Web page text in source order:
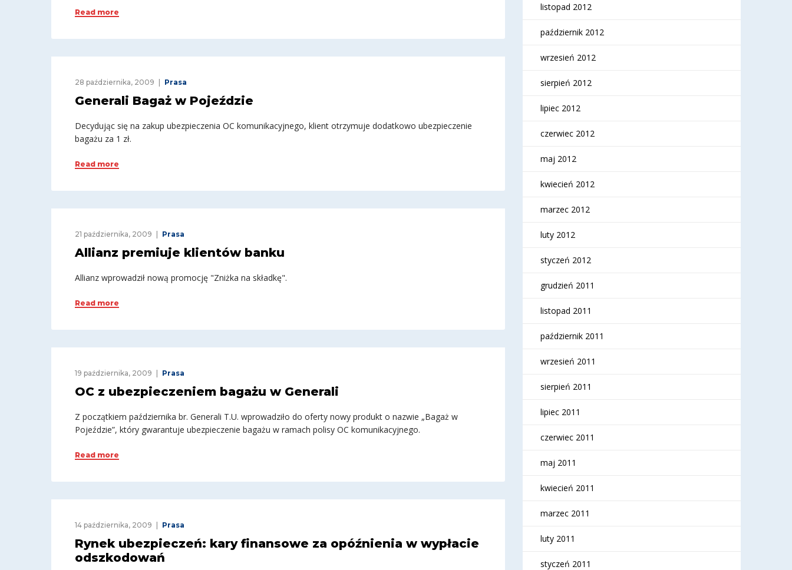
Read more
28 października, 2009 Prasa
Generali Bagaż w Pojeździe
Decydując się na zakup ubezpieczenia OC komunikacyjnego, klient otrzymuje dodatkowo ubezpieczenie
bagażu za 1 zł.
Read more
21 października, 2009 Prasa
Allianz premiuje klientów banku
Allianz wprowadził nową promocję "Zniżka na składkę".
Read more
19 października, 2009 Prasa
OC z ubezpieczeniem bagażu w Generali
Z początkiem października br. Generali T.U. wprowadziło do oferty nowy produkt o nazwie „Bagaż w
Pojeździe”, który gwarantuje ubezpieczenie bagażu w ramach polisy OC komunikacyjnego.
Read more
14 października, 2009 Prasa
Rynek ubezpieczeń: kary finansowe za opóźnienia w wypłacie
odszkodowań
listopad 2012
październik 2012
wrzesień 2012
sierpień 2012
lipiec 2012
czerwiec 2012
maj 2012
kwiecień 2012
marzec 2012
luty 2012
styczeń 2012
grudzień 2011
listopad 2011
październik 2011
wrzesień 2011
sierpień 2011
lipiec 2011
czerwiec 2011
maj 2011
kwiecień 2011
marzec 2011
luty 2011
styczeń 2011